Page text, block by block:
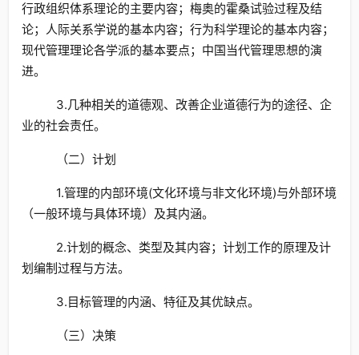
行政组织体系理论的主要内容；梅奥的霍桑试验过程及结
论；人际关系学说的基本内容；行为科学理论的基本内容；
现代管理理论各学派的基本要点；中国当代管理思想的演
进。
3.几种相关的道德观、改善企业道德行为的途径、企
业的社会责任。
（二）计划
1.管理的内部环境(文化环境与非文化环境)与外部环境
（一般环境与具体环境）及其内涵。
2.计划的概念、类型及其内容；计划工作的原理及计
划编制过程与方法。
3.目标管理的内涵、特征及其优缺点。
（三）决策